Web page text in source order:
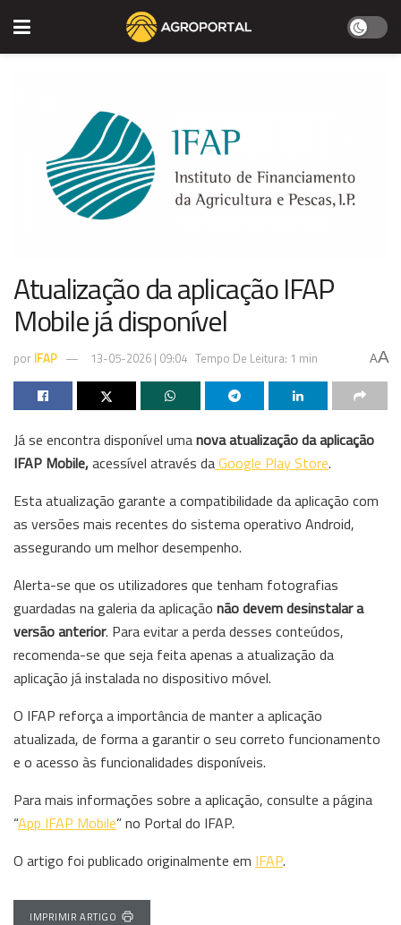
Atualização da aplicação IFAP
Mobile já disponível
por IFAP 13-05-2026 | 09:04 Tempo De Leitura: 1 min AA
Já se encontra disponível umanova atualização da aplicação
IFAP Mobile,acessível através daGoogle Play Store.
Esta atualização garante a compatibilidade da aplicação com
as versões mais recentes do sistema operativo Android,
assegurando um melhor desempenho.
Alerta-se que os utilizadores que tenham fotografias
guardadas na galeria da aplicação não devem desinstalar a
versão anterior. Para evitar a perda desses conteúdos,
recomenda-se que seja feita apenas a atualização da
aplicação já instalada no dispositivo móvel.
O IFAP reforça a importância de manter a aplicação
atualizada, de forma a garantir o seu correto funcionamento
e o acesso às funcionalidades disponíveis.
Para mais informações sobre a aplicação, consulte a página
“App IFAP Mobile” no Portal do IFAP.
O artigo foi publicado originalmente em IFAP.
IMPRIMIR ARTIGO